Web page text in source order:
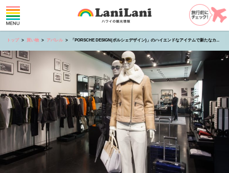
トップ 買い物 アパレル 「PORSCHE DESIGN(ポルシェデザイン)」のハイエンドなアイテムで新たなカ...